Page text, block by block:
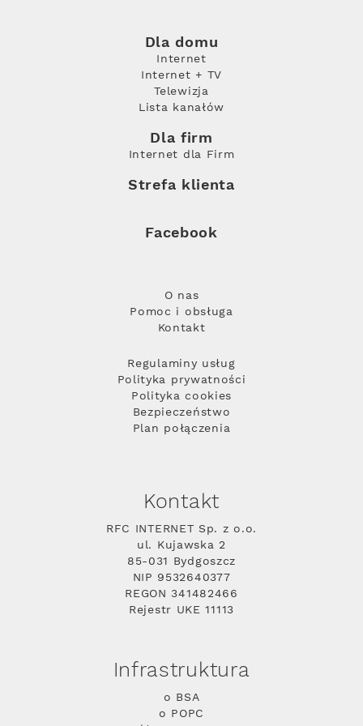
Dla domu
Internet
Internet + TV
Telewizja
Lista kanałów
Dla firm
Internet dla Firm
Strefa klienta
Facebook
O nas
Pomoc i obsługa
Kontakt
Regulaminy usług
Polityka prywatności
Polityka cookies
Bezpieczeństwo
Plan połączenia
Kontakt
RFC INTERNET Sp. z o.o.
ul. Kujawska 2
85-031 Bydgoszcz
NIP 9532640377
REGON 341482466
Rejestr UKE 11113
Infrastruktura
o BSA
o POPC